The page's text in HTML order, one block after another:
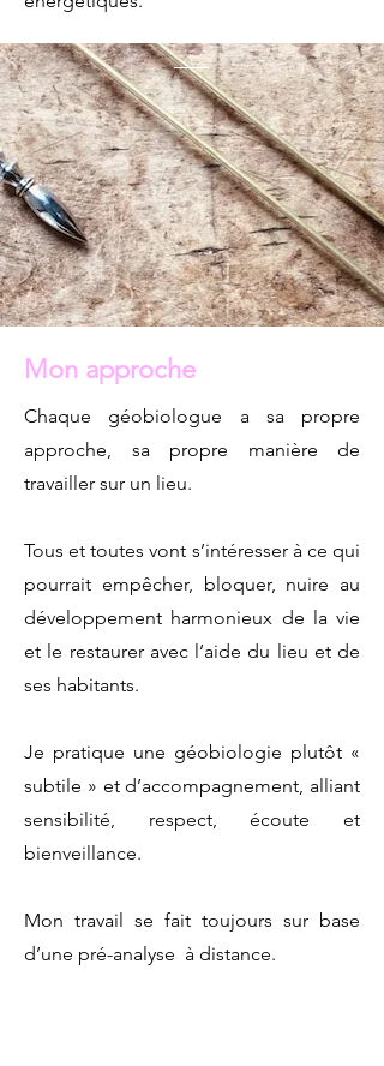
Mon approche
Chaque géobiologue a sa propre
approche, sa propre manière de
travailler sur un lieu.
Tous et toutes vont s’intéresser à ce qui
pourrait empêcher, bloquer, nuire au
développement harmonieux de la vie
et le restaurer avec l’aide du lieu et de
ses habitants.
Je pratique une géobiologie plutôt «
subtile » et d’accompagnement, alliant
sensibilité, respect, écoute et
bienveillance.
Mon travail se fait toujours sur base
d’une pré-analyse à distance.